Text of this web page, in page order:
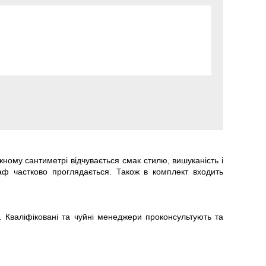
сантиметрі відчувається смак стилю, вишуканість і
частково проглядається. Також в комплект входить
та чуйні менеджери проконсультують та